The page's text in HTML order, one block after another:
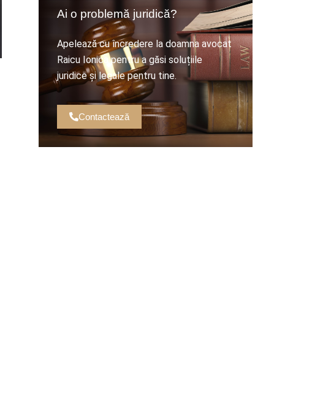
Ai o problemă juridică?
Apelează cu încredere la doamna avocat
Raicu Ionica pentru a găsi soluțiile
juridice și legale pentru tine.
Contactează